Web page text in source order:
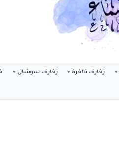
زخارف فاخرة زخارف سوشال